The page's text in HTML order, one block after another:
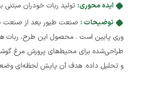
ایده محوری: تولید ربات خودران
توضیحات : صنعت طیور بعد از صنعت
طراحی‌شده برای محیط‌های پرورش مرغ
و تحلیل داده. هدف آن پایش لحظه‌ای